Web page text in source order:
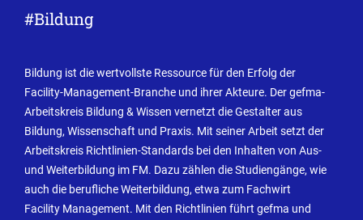
#Bildung
Bildung ist die wertvollste Ressource für den Erfolg der
Facility-Management-Branche und ihrer Akteure. Der gefma-
Arbeitskreis Bildung & Wissen vernetzt die Gestalter aus
Bildung, Wissenschaft und Praxis. Mit seiner Arbeit setzt der
Arbeitskreis Richtlinien-Standards bei den Inhalten von Aus-
und Weiterbildung im FM. Dazu zählen die Studiengänge, wie
auch die berufliche Weiterbildung, etwa zum Fachwirt
Facility Management. Mit den Richtlinien führt gefma und